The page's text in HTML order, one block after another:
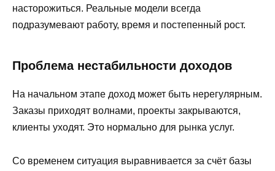
насторожиться. Реальные модели всегда
подразумевают работу, время и постепенный рост.
Проблема нестабильности доходов
На начальном этапе доход может быть нерегулярным.
Заказы приходят волнами, проекты закрываются,
клиенты уходят. Это нормально для рынка услуг.
Со временем ситуация выравнивается за счёт базы